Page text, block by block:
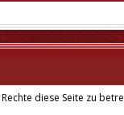
diese Seite zu